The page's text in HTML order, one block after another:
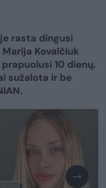
rasta dingusi
Kovalčiuk
10 dienų,
sužalota ir be